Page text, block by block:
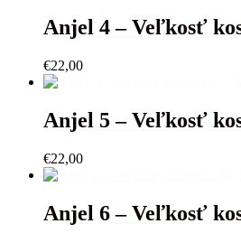
Anjel 4 – Veľkosť
€22,00
Anjel 5 – Veľkosť
€22,00
Anjel 6 – Veľkosť